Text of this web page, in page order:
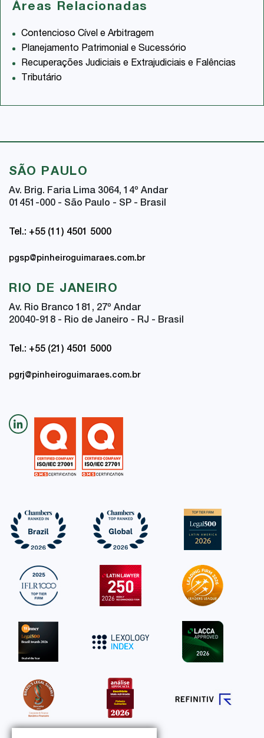
Áreas Relacionadas
Contencioso Cível e Arbitragem
Planejamento Patrimonial e Sucessório
Recuperações Judiciais e Extrajudiciais e Falências
Tributário
SÃO PAULO
Av. Brig. Faria Lima 3064, 14º Andar
01451-000 - São Paulo - SP - Brasil
Tel.: +55 (11) 4501 5000
pgsp@pinheiroguimaraes.com.br
RIO DE JANEIRO
Av. Rio Branco 181, 27º Andar
20040-918 - Rio de Janeiro - RJ - Brasil
Tel.: +55 (21) 4501 5000
pgrj@pinheiroguimaraes.com.br